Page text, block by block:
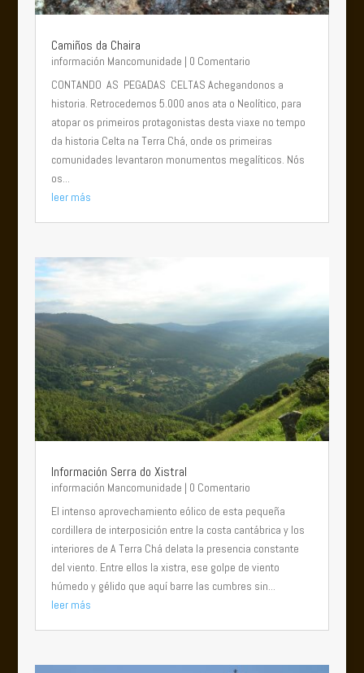
Camiños da Chaira
información Mancomunidade | 0 Comentario
CONTANDO AS PEGADAS CELTAS Achegandonos a
historia. Retrocedemos 5.000 anos ata o Neolítico, para
atopar os primeiros protagonistas desta viaxe no tempo
da historia Celta na Terra Chá, onde os primeiras
comunidades levantaron monumentos megalíticos. Nós
os...
leer más
Información Serra do Xistral
información Mancomunidade | 0 Comentario
El intenso aprovechamiento eólico de esta pequeña
cordillera de interposición entre la costa cantábrica y los
interiores de A Terra Chá delata la presencia constante
del viento. Entre ellos la xistra, ese golpe de viento
húmedo y gélido que aquí barre las cumbres sin...
leer más